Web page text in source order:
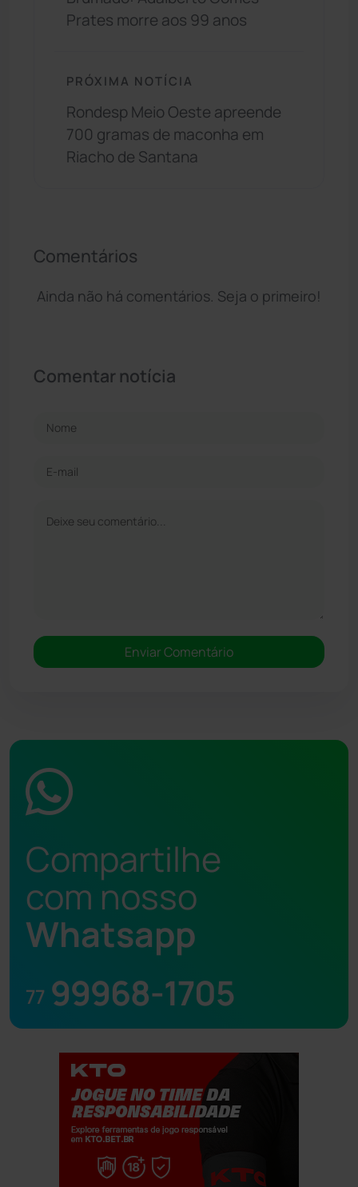
Prates morre aos 99 anos
PRÓXIMA NOTÍCIA
Rondesp Meio Oeste apreende
700 gramas de maconha em
Riacho de Santana
Comentários
Ainda não há comentários. Seja o primeiro!
Comentar notícia
Compartilhe
com nosso
Whatsapp
77 99968-1705